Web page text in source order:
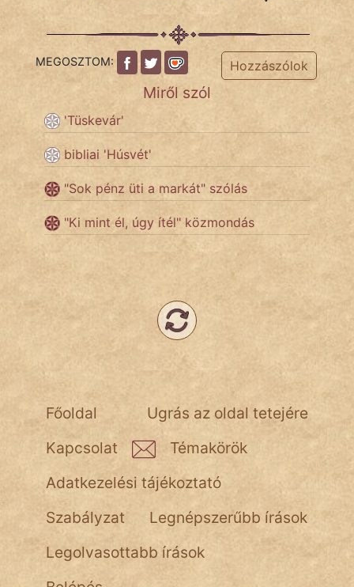
MEGOSZTOM: Hozzászólok
Miről szól
'Tüskevár'
bibliai 'Húsvét'
"Sok pénz üti a markát" szólás
"Ki mint él, úgy ítél" közmondás
Ugrás az oldal tetejére
Főoldal
Kapcsolat
Témakörök
Adatkezelési tájékoztató
Szabályzat
Legnépszerűbb írások
Legolvasottabb írások